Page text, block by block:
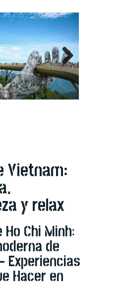
Next
Vietnam:
y relax
Ho Chi Minh:
de
Experiencias
Hacer en